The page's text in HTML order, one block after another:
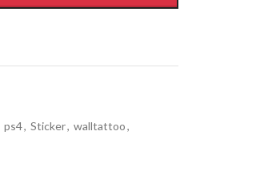
ps4, Sticker, walltattoo,